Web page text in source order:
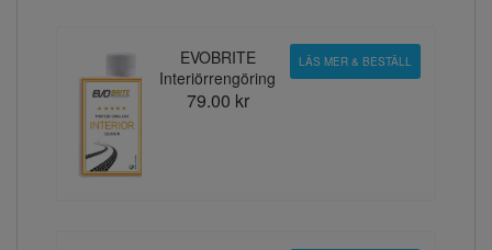
EVOBRITE
Interiörrengöring
79.00 kr
LÄS MER & BESTÄLL